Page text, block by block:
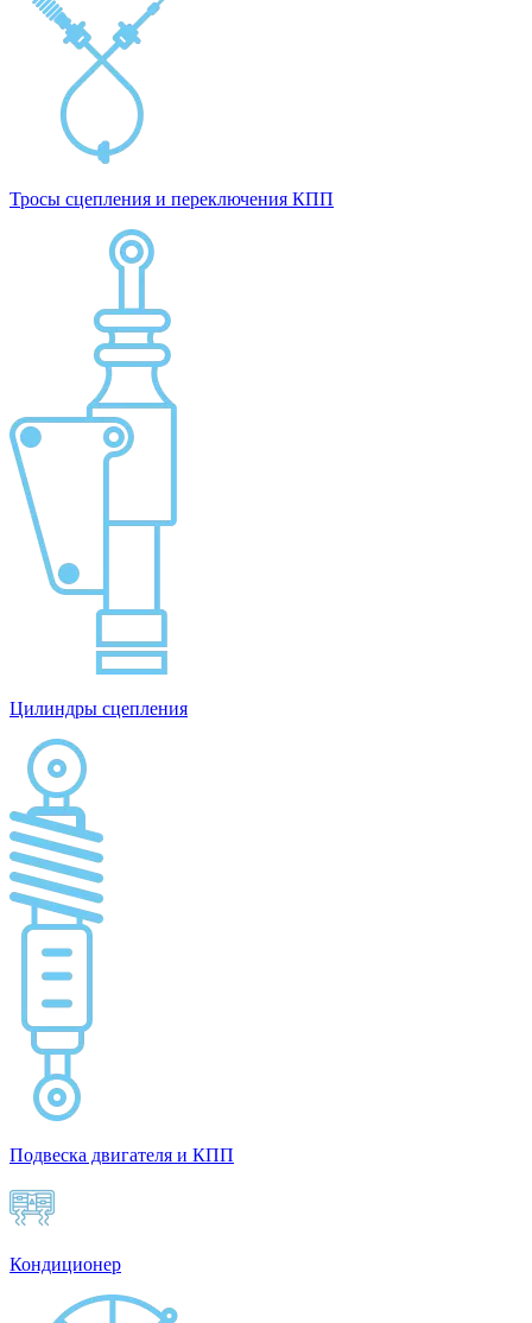
Тросы сцепления и переключения КПП
Цилиндры сцепления
Подвеска двигателя и КПП
Кондиционер